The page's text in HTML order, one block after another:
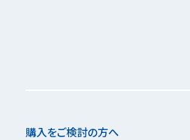
購入をご検討の方へ